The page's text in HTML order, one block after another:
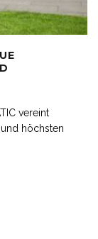
vereint
höchsten